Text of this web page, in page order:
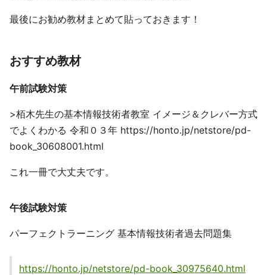
最後にお勧め教材まとめて貼っておきます！
おすすめ教材
午前試験対策
>栢木先生の基本情報技術者教室 イメージ＆クレバー方式
でよくわかる 令和０３年 https://honto.jp/netstore/pd-
book_30608001.html
これ一冊で大丈夫です。
午後試験対策
パーフェクトラーニング 基本情報技術者過去問題集
https://honto.jp/netstore/pd-book_30975640.html